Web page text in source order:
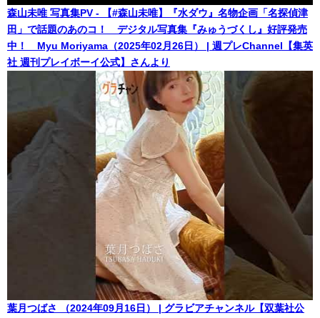
森山未唯 写真集PV - 【#森山未唯】『水ダウ』名物企画「名探偵津
田」で話題のあのコ！ デジタル写真集『みゅうづくし』好評発売
中！ Myu Moriyama（2025年02月26日） | 週プレChannel【集英
社 週刊プレイボーイ公式】さんより
葉月つばさ （2024年09月16日） | グラビアチャンネル【双葉社公